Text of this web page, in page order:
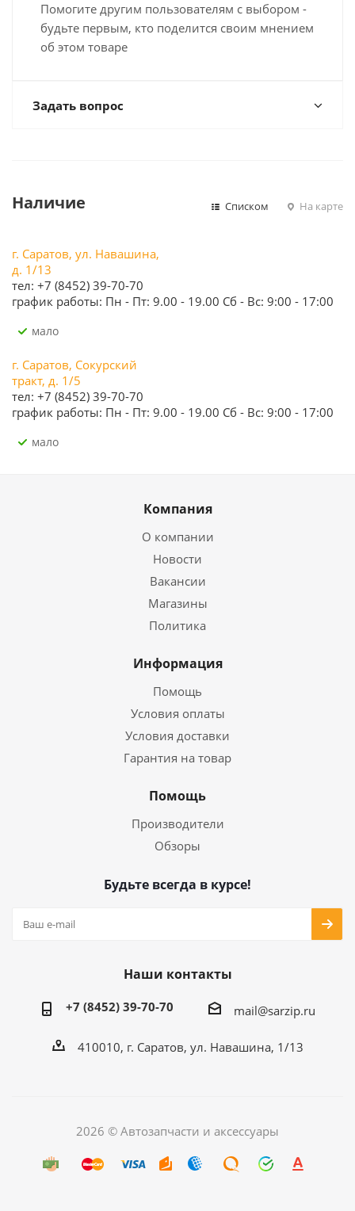
Помогите другим пользователям с выбором -
будьте первым, кто поделится своим мнением
об этом товаре
Задать вопрос
Наличие Списком На карте
г. Саратов, ул. Навашина,
д. 1/13
тел: +7 (8452) 39-70-70
график работы: Пн - Пт: 9.00 - 19.00 Сб - Вс: 9:00 - 17:00
Мало
г. Саратов, Сокурский
тракт, д. 1/5
тел: +7 (8452) 39-70-70
график работы: Пн - Пт: 9.00 - 19.00 Сб - Вс: 9:00 - 17:00
Мало
Компания
О компании
Новости
Вакансии
Магазины
Политика
Информация
Помощь
Условия оплаты
Условия доставки
Гарантия на товар
Помощь
Производители
Обзоры
Будьте всегда в курсе!
Наши контакты
+7 (8452) 39-70-70 mail@sarzip.ru
410010, г. Саратов, ул. Навашина, 1/13
2026 © Автозапчасти и аксессуары